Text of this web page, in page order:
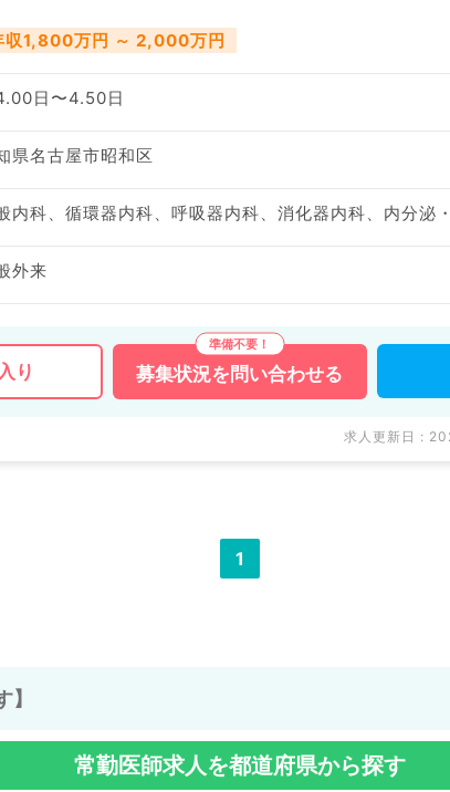
収1,800万円 ～ 2,000万円
日〜4.50日
県名古屋市昭和区
外来
り 募集状況を 問い合わせる
求人更新日 :
1
常勤医師求人を都道府県から探す